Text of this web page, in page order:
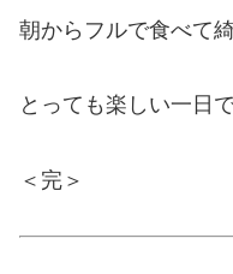
朝からフルで食べて
とっても楽しい一日で
＜完＞